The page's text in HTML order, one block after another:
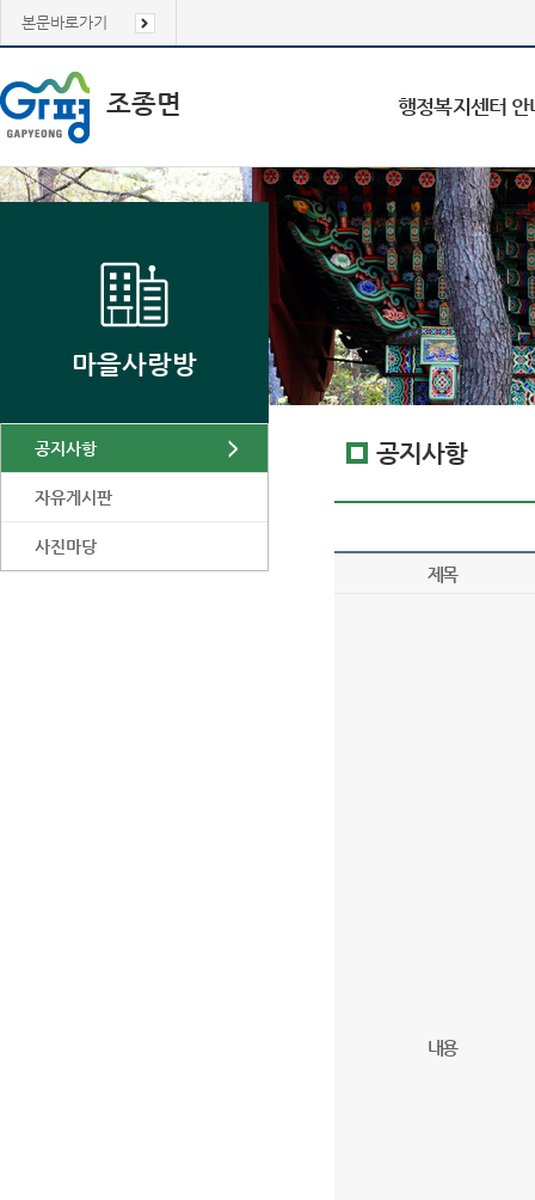
본문바로가기
조종면 행정복지센터 안
마을사랑방
공지사항
자유게시판
사진마당
공지사항
제목
내용